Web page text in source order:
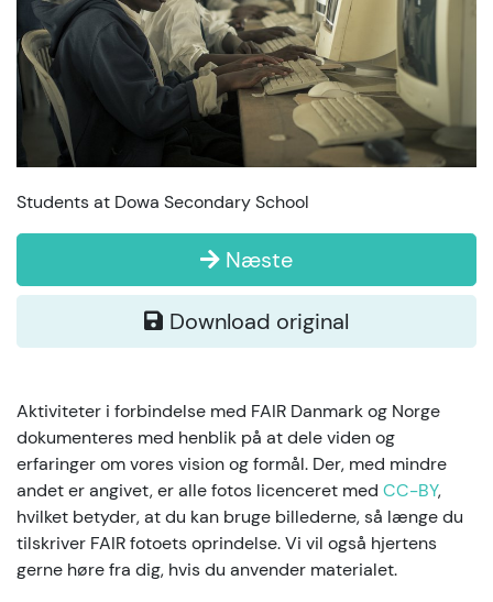
Students at Dowa Secondary School
Næste
Download original
Aktiviteter i forbindelse med FAIR Danmark og Norge
dokumenteres med henblik på at dele viden og
erfaringer om vores vision og formål. Der, med mindre
andet er angivet, er alle fotos licenceret med CC-BY,
hvilket betyder, at du kan bruge billederne, så længe du
tilskriver FAIR fotoets oprindelse. Vi vil også hjertens
gerne høre fra dig, hvis du anvender materialet.